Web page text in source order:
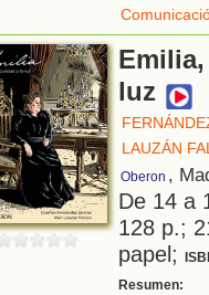
luz
LAUZÁN
Oberon ,
De 14 a
128 p.;
papel;
Resumen: